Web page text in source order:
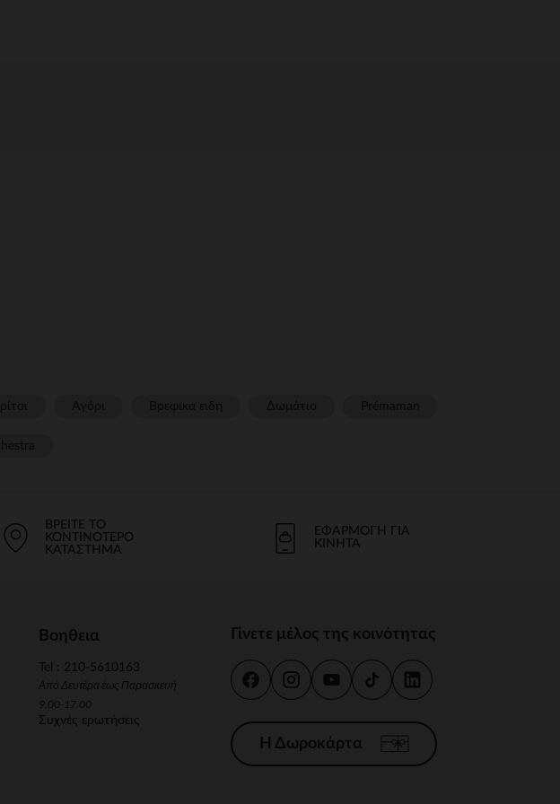
ΒΡΕΊΤΕ ΤΟ
ΚΟΝΤΙΝΌΤΕΡΟ
ΚΑΤΆΣΤΗΜΑ
ΕΦΑΡΜΟΓΉ ΓΙΑ
ΚΙΝΗΤΆ
Βοηθεια
Tel : 210-5610163
Από Δευτέρα έως Παρασκευή
9.00-17.00
Συχνές ερωτήσεις
Γίνετε μέλος της κοινότητας
Η Δωροκάρτα